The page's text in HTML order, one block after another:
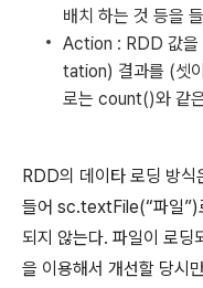
배치 하는 것 등을
Action : RDD 값을
tation) 결과를 (셋
로는 count()와 같
RDD의 데이타 로딩 방
들어 sc.textFile(“파일”)
되지 않는다. 파일이 로
을 이용해서 개선할 당시